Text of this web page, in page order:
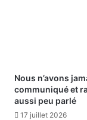
Nous n’avons
communiqué et
aussi peu parlé
17 juillet 2026